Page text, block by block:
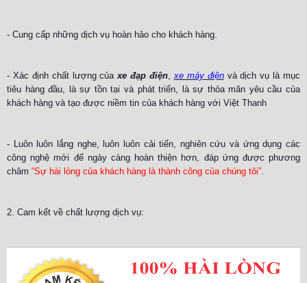
- Cung cấp những dịch vụ hoàn hảo cho khách hàng.
- Xác định chất lượng củaxe đạp điện,xe máy điệnvà dịch vụ là mục
tiêu hàng đầu, là sự tồn tại và pháttriển, là sự thỏa mãn yêu cầu của
khách hàng và tạo được niềm tin của khách hàng với Việt Thanh
- Luôn luôn lắng nghe, luôn luôn cải tiến, nghiên cứu và ứng dụng các
công nghệ mới để ngày càng hoàn thiện hơn, đáp ứng được phương
châm “Sự hài lòng của khách hàng là thành công của chúng tôi”.
2. Cam kết về chất lượng dịch vụ: